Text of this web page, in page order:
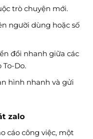
trò chuyện mới.
người dùng hoặc số
đổi nhanh giữa các
Do.
hình nhanh và gửi
zalo
cáo công việc, một